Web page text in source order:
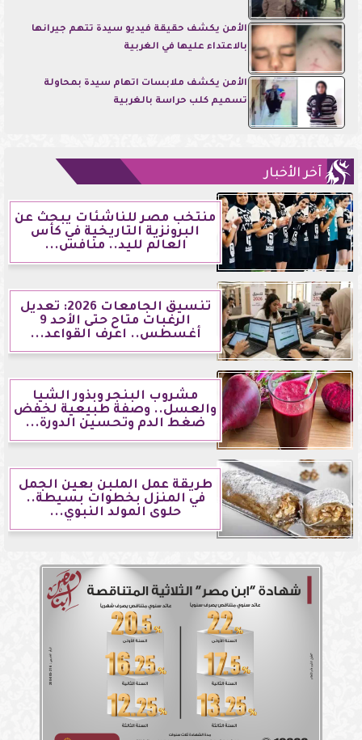
الأمن يكشف حقيقة فيديو سيدة تتهم جيرانها
بالاعتداء عليها في الغربية
الأمن يكشف ملابسات اتهام سيدة بمحاولة
تسميم كلب حراسة بالغربية
آخر الأخبار
منتخب مصر للناشئات يبحث عن
البرونزية التاريخية في كأس
العالم لليد.. منافس...
تنسيق الجامعات 2026: تعديل
الرغبات متاح حتى الأحد 9
أغسطس.. اعرف القواعد...
مشروب البنجر وبذور الشيا
والعسل.. وصفة طبيعية لخفض
ضغط الدم وتحسين الدورة...
طريقة عمل الملبن بعين الجمل
في المنزل بخطوات بسيطة..
حلوى المولد النبوي...